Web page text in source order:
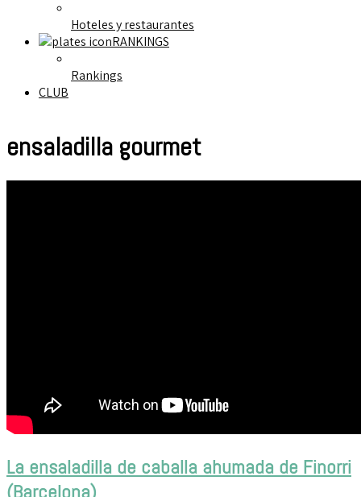
Hoteles y restaurantes
RANKINGS
Rankings
CLUB
ensaladilla gourmet
La ensaladilla de caballa ahumada de Finorri
(Barcelona)